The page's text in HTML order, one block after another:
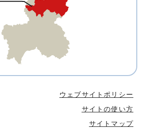
ウェブサイトポリシー
サイトの使い方
サイトマップ